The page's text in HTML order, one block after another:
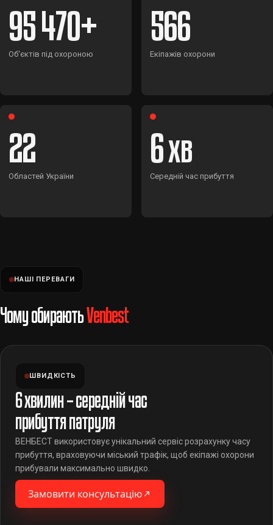
95 470
Об'єктів під охороною
566
Екіпажів охорони
22
Областей України
6
Середній час прибуття
НАШІ ПЕРЕВАГИ
Чому обираютьVenbest
ШВИДКІСТЬ
6 хвилин – середній час
прибуття патруля
ВЕНБЕСТ використовує унікальний сервіс розрахунку часу
прибуття, враховуючи міський трафік, щоб екіпажі охорони
прибували максимально швидко.
Замовити консультацію